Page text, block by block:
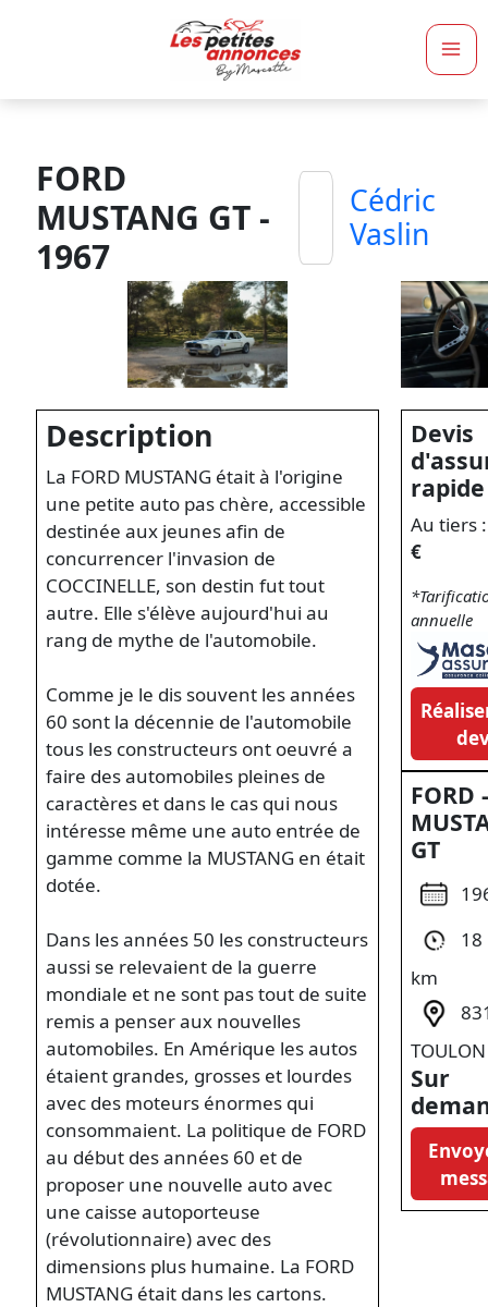
FORD
MUSTANG GT -
1967
Cédric
Vaslin
Description
La FORD MUSTANG était à l'origine
une petite auto pas chère, accessible
destinée aux jeunes afin de
concurrencer l'invasion de
COCCINELLE, son destin fut tout
autre. Elle s'élève aujourd'hui au
rang de mythe de l'automobile.
Comme je le dis souvent les années
60 sont la décennie de l'automobile
tous les constructeurs ont oeuvré a
faire des automobiles pleines de
caractères et dans le cas qui nous
intéresse même une auto entrée de
gamme comme la MUSTANG en était
dotée.
Dans les années 50 les constructeurs
aussi se relevaient de la guerre
mondiale et ne sont pas tout de suite
remis a penser aux nouvelles
automobiles. En Amérique les autos
étaient grandes, grosses et lourdes
avec des moteurs énormes qui
consommaient. La politique de FORD
au début des années 60 et de
proposer une nouvelle auto avec
une caisse autoporteuse
(révolutionnaire) avec des
dimensions plus humaine. La FORD
MUSTANG était dans les cartons.
Devis
Au tiers
€
annuelle
FORD
GT
18
km
TOULON
Sur